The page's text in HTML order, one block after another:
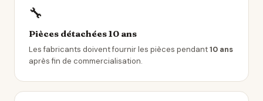
🔧
Pièces détachées 10 ans
Les fabricants doivent fournir les pièces pendant10 ans
après fin de commercialisation.